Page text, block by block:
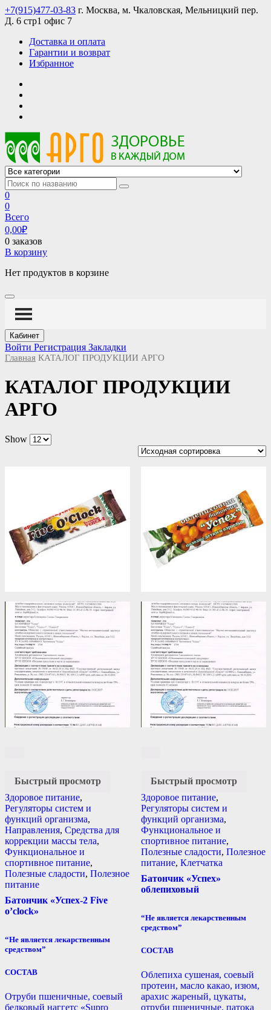
Skip
to
+7(915)477-03-83 г. Москва, м. Чкаловская, Мельницкий пер.
Д. 6 стр1 офис 7
Доставка и оплата
Гарантии и возврат
Избранное
АРГО интернет магазин, доставка в Москве и по всей России
АРГО каталог каталог продукции, официальные цены
0
0
Всего
0,00₽
0 заказов
В корзину
Нет продуктов в корзине
Кабинет
Войти Регистрация Закладки
Главная КАТАЛОГ ПРОДУКЦИИ АРГО
КАТАЛОГ ПРОДУКЦИИ
АРГО
Show
Быстрый просмотр
Здоровое питание,
Регуляторы систем и
функций организма,
Направления, Средства для
коррекции массы тела,
Функциональное и
спортивное питание,
Полезные сладости, Полезное
питание
Батончик «Успех-2 Five
o’clock»
“Не является лекарственным
средством”
СОСТАВ
Отруби пшеничные, соевый
белковый наггетс «Supro
Быстрый просмотр
Здоровое питание,
Регуляторы систем и
функций организма,
Функциональное и
спортивное питание,
Полезные сладости, Полезное
питание, Клетчатка
Батончик «Успех»
облепиховый
“Не является лекарственным
средством”
СОСТАВ
Облепиха сушеная, соевый
протеин, масло какао, изюм,
арахис жареный, цукаты,
отруби пшеничные, патока